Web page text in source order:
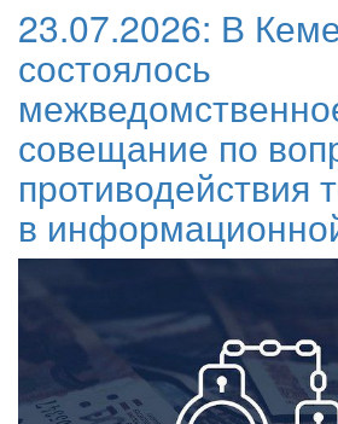
23.07.2026: В
состоялось
совещание по
противодействия
в